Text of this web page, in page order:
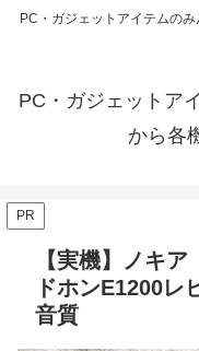
PC・ガジェットアイテムの
PC・ガジェットア
から各
PR
【実機】ノキ
ドホンE1200レ
音質